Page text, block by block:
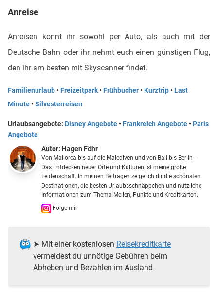
Anreise
Anreisen könnt ihr sowohl per Auto, als auch mit der
Deutsche Bahn oder ihr nehmt euch einen günstigen Flug,
den ihr am besten mit Skyscanner findet.
Familienurlaub • Freizeitpark • Frühbucher • Kurztrip • Last
Minute •Silvesterreisen
Urlaubsangebote: Disney Angebote • Frankreich Angebote • Paris
Angebote
Autor: Hagen Föhr
Von Mallorca bis auf die Malediven und von Bali bis Berlin -
Das Entdecken neuer Orte und Kulturen ist meine große
Leidenschaft. In meinen Beiträgen zeige ich dir die schönsten
Destinationen, die besten Urlaubsschnäppchen und nützliche
Informationen zum Thema Meilen, Punkte und Kreditkarten.
Folge mir
➤ Mit einer kostenlosen Reisekreditkarte
vermeidest du unnötige Gebühren beim
Abheben und Bezahlen im Ausland